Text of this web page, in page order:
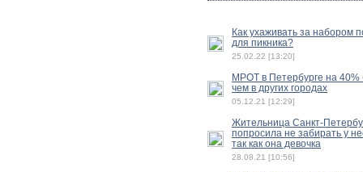
Как ухаживать за набором
для пикника?
25.02.22 [13:20]
МРОТ в Петербурге на 40%
чем в других городах
05.12.21 [12:29]
Жительница Санкт-
попросила не забирать у
так как она девочка
28.08.21 [10:56]